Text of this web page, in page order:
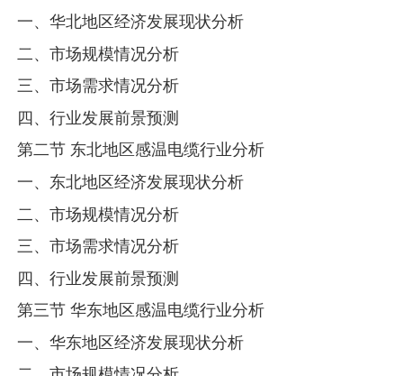
一、华北地区经济发展现状分析
二、市场规模情况分析
三、市场需求情况分析
四、行业发展前景预测
第二节 东北地区感温电缆行业分析
一、东北地区经济发展现状分析
二、市场规模情况分析
三、市场需求情况分析
四、行业发展前景预测
第三节 华东地区感温电缆行业分析
一、华东地区经济发展现状分析